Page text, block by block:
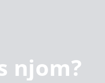
njom?